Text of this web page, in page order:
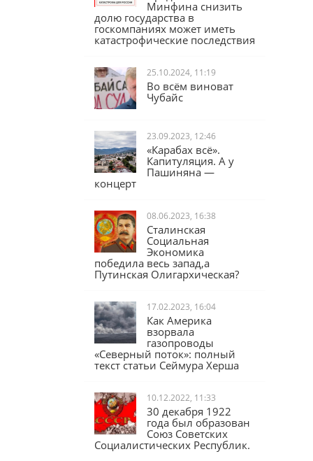
Юрий Афонин:
Предложение
Минфина снизить
долю государства в
катастрофические последствия
25.10.2024, 11:19
23.09.2023, 12:46
«Карабах всё».
концерт
08.06.2023, 16:38
Сталинская
Социальная
Экономика
Путинская Олигархическая?
17.02.2023, 16:04
Как Америка
взорвала
газопроводы
текст статьи Сеймура Херша
10.12.2022, 11:33
30 декабря 1922
года был образован